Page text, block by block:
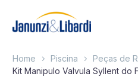
Home Piscina
Peças de
Kit Manipulo Valvula Syllent do